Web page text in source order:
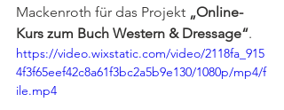
Mackenroth für das Projekt „Online-
Kurs zum Buch Western & Dressage“.
https://video.wixstatic.com/video/2118fa_915
4f3f65eef42c8a61f3bc2a5b9e130/1080p/mp4/f
ile.mp4